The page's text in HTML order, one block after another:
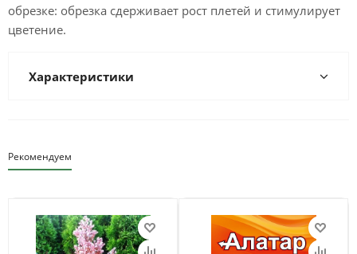
обрезке: обрезка сдерживает рост плетей и стимулирует
цветение.
Характеристики
Рекомендуем